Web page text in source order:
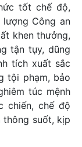
tốt chế độ,
Công an
khen thưởng,
tận tụy, dũng
tích xuất sắc
tội phạm, bảo
túc mệnh
chiến, chế độ
suốt, kịp